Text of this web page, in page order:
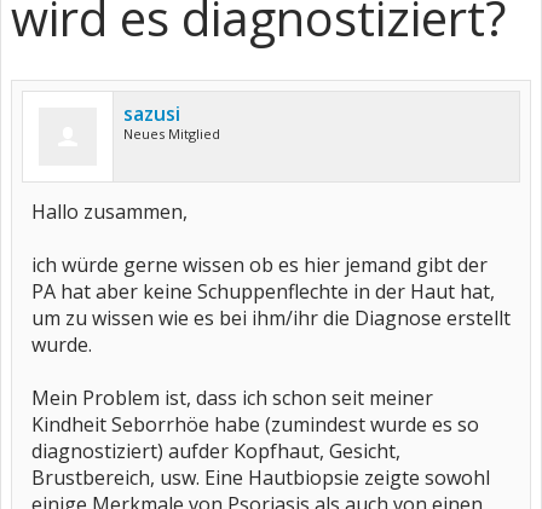
wird es diagnostiziert?
sazusi
Neues Mitglied
Hallo zusammen,
ich würde gerne wissen ob es hier jemand gibt der
PA hat aber keine Schuppenflechte in der Haut hat,
um zu wissen wie es bei ihm/ihr die Diagnose erstellt
wurde.
Mein Problem ist, dass ich schon seit meiner
Kindheit Seborrhöe habe (zumindest wurde es so
diagnostiziert) aufder Kopfhaut, Gesicht,
Brustbereich, usw. Eine Hautbiopsie zeigte sowohl